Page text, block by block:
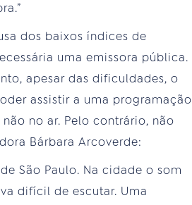
dos baixos índices de
uma emissora pública.
apesar das dificuldades, o
assistir a uma programação
no ar. Pelo contrário, não
Bárbara Arcoverde:
São Paulo. Na cidade o som
difícil de escutar. Uma